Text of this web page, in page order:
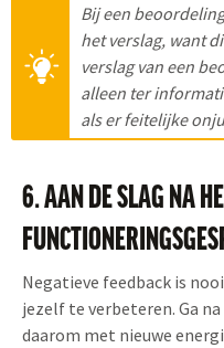
Bij een
het verslag, want
verslag van een
alleen ter
als er feitelijke
6. AAN DE SLAG NA
Negatieve feedback is
jezelf te verbeteren. Ga
daarom met nieuwe